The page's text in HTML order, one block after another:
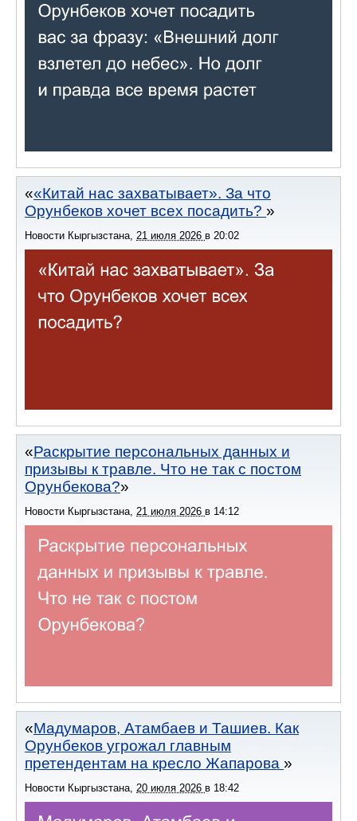
«Китай нас захватывает». За что
Орунбеков хочет всех посадить?
Новости Кыргызстана 21 июля 2026 в 20:02
Раскрытие персональных данных и
призывы к травле. Что не так с постом
Орунбекова?
Новости Кыргызстана, 21 июля 2026 в 14:12
Мадумаров, Атамбаев и Ташиев. Как
Орунбеков угрожал главным
претендентам на кресло Жапарова
Новости Кыргызстана, 20 июля 2026 в 18:42